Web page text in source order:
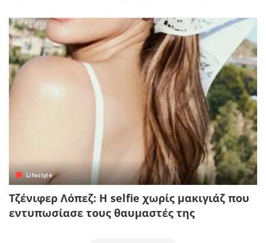
Lifestyle
Τζένιφερ Λόπεζ: Η selfie χωρίς μακιγιάζ που
εντυπωσίασε τους θαυμαστές της